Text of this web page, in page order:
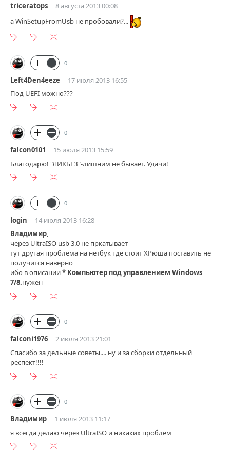
triceratops
8 августа 2013 00:08
а WinSetupFromUsb не пробовали?...
0
Left4Den4eeze
17 июля 2013 16:55
Под UEFI можно???
0
falcon0101
15 июля 2013 15:59
Благодарю! "ЛИКБЕЗ"-лишним не бывает. Удачи!
0
login
14 июля 2013 16:28
Владимир,
через UltraISO usb 3.0 не пркатывает
тут другая проблема на нетбук где стоит ХРюша поставить не
получится наверно
ибо в описании* Компьютер под управлением Windows
7/8.нужен
0
falconi1976
2 июля 2013 21:01
Спасибо за дельные советы.... ну и за сборки отдельный
респект!!!!
0
Владимир
1 июля 2013 11:17
я всегда делаю через UltraISO и никаких проблем